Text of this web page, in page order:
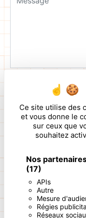
Ce site utilise des
et vous donne le
sur ceux que
souhaitez
Nos
(17)
APIs
Autre
Mesure
Régies
Réseaux
En cochant
particulières ci-
** Les données
vous contacter. Elles sont
Vous disposez de droits
portabilité, de limitation,
moment et du droit
contrôle, ainsi que